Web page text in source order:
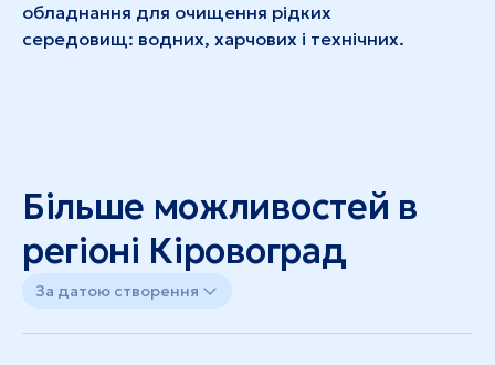
обладнання для очищення рідких
середовищ: водних, харчових і технічних.
Більше можливостей в
регіоні Кіровоград
За датою створення